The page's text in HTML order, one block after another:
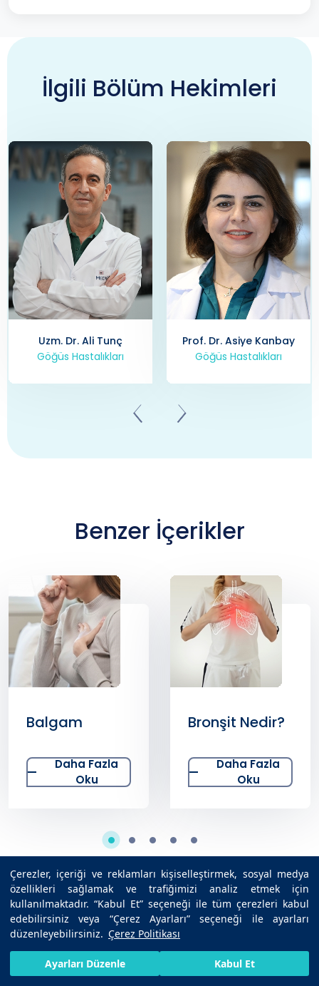
Çerezler, içeriği ve reklamları kişiselleştirmek, sosyal medya
özellikleri sağlamak ve trafiğimizi analiz etmek için
kullanılmaktadır. “Kabul Et” seçeneği ile tüm çerezleri kabul
edebilirsiniz veya “Çerez Ayarları” seçeneği ile ayarları
düzenleyebilirsiniz. Çerez Politikası
Ayarları Düzenle Kabul Et
İlgili Bölüm Hekimleri
Uzm. Dr. Ali Tunç
Göğüs Hastalıkları
Prof. Dr. Asiye Kanbay
Göğüs Hastalıkları
Benzer İçerikler
Balgam
Daha Fazla
Oku
Bronşit Nedir?
Daha Fazla
Oku
Sağlıklı Bilgiler
HIZLI RANDEVU AL BIZE ULAŞIN